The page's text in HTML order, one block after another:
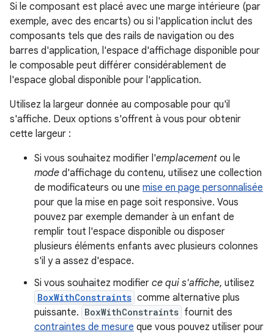
Si le composant est placé avec une marge intérieure (par
exemple, avec des encarts) ou si l'application inclut des
composants tels que des rails de navigation ou des
barres d'application, l'espace d'affichage disponible pour
le composable peut différer considérablement de
l'espace global disponible pour l'application.
Utilisez la largeur donnée au composable pour qu'il
s'affiche. Deux options s'offrent à vous pour obtenir
cette largeur :
Si vous souhaitez modifier l'emplacement ou le
mode d'affichage du contenu, utilisez une collection
de modificateurs ou une mise en page personnalisée
pour que la mise en page soit responsive. Vous
pouvez par exemple demander à un enfant de
remplir tout l'espace disponible ou disposer
plusieurs éléments enfants avec plusieurs colonnes
s'il y a assez d'espace.
Si vous souhaitez modifier ce qui s'affiche, utilisez
BoxWithConstraints comme alternative plus
puissante. BoxWithConstraints fournit des
contraintes de mesure que vous pouvez utiliser pour